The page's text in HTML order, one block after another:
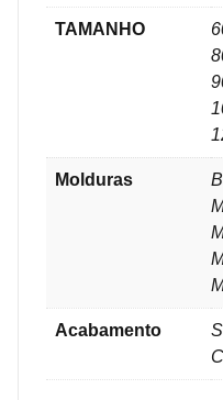
TAMANHO
Molduras
Acabamento